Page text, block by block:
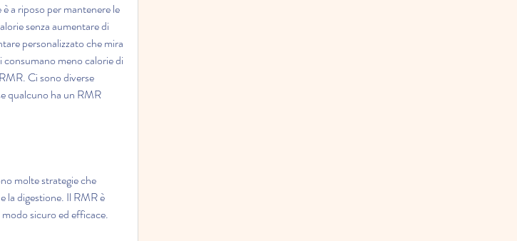
a riposo per mantenere le
senza aumentare di
personalizzato che mira
meno calorie di
Ci sono diverse
qualcuno ha un RMR
molte strategie che
la digestione. Il RMR è
sicuro ed efficace.